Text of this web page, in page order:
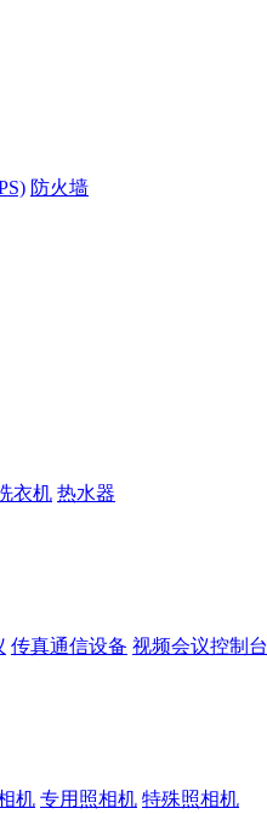
防火墙
衣机 热水器
传真通信设备 视频会议控制台
机 专用照相机 特殊照相机